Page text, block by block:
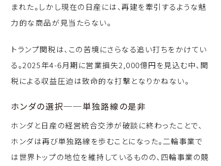
まれた。しかし現在の日産には、再建を牽引するような魅
力的な商品が見当たらない。
トランプ関税は、この苦境にさらなる追い打ちをかけてい
る。2025年4-6月期に営業損失2,000億円を見込む中、関
税による収益圧迫は致命的な打撃となりかねない。
ホンダの選択──単独路線の是非
ホンダと日産の経営統合交渉が破談に終わったことで、
ホンダは再び単独路線を歩むことになった。二輪事業で
は世界トップの地位を維持しているものの、四輪事業の競